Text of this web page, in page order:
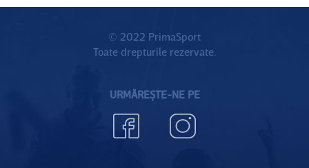
jucătorii
vor primi
restante
© 2022 PrimaSport
Toate drepturile rezervate.
URMĂREȘTE-NE PE